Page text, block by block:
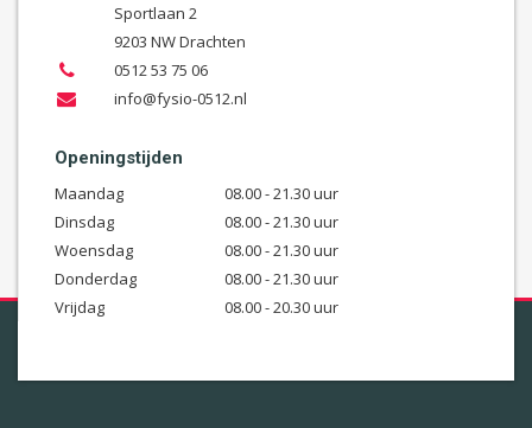
Sportlaan 2
9203 NW Drachten
0512 53 75 06
info@fysio-0512.nl
Openingstijden
Maandag
08.00 - 21.30 uur
Dinsdag
08.00 - 21.30 uur
Woensdag
08.00 - 21.30 uur
Donderdag
08.00 - 21.30 uur
Vrijdag
08.00 - 20.30 uur